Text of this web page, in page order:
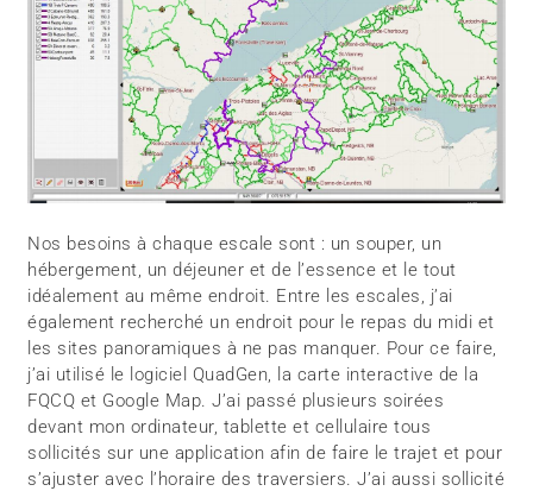
Nos besoins à chaque escale sont : un souper, un
hébergement, un déjeuner et de l’essence et le tout
idéalement au même endroit. Entre les escales, j’ai
également recherché un endroit pour le repas du midi et
les sites panoramiques à ne pas manquer. Pour ce faire,
j’ai utilisé le logiciel QuadGen, la carte interactive de la
FQCQ et Google Map. J’ai passé plusieurs soirées
devant mon ordinateur, tablette et cellulaire tous
sollicités sur une application afin de faire le trajet et pour
s’ajuster avec l’horaire des traversiers. J’ai aussi sollicité